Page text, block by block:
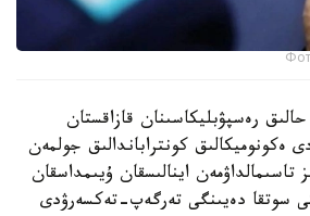
رەسپۋبليكاسىنان قازاقستان
ەكونوميكالىق كونتراباندالىق جولمەن
اينالىسقان ۇيىمداسقان
سوتقا دەيىنگى تەرگەپ-تەكسەرۋدى